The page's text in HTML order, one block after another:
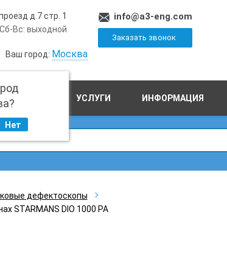
д.7 стр. 1
Вс: выходной
Ваш город: Москва
Нет
info@a3-eng.com
Заказать звонок
УСЛУГИ ИНФОРМАЦИЯ
дефектоскопы
STARMANS DIO 1000 PA